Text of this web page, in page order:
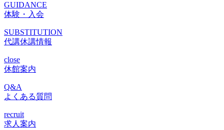
GUIDANCE
体験・入会
SUBSTITUTION
代講休講情報
close
休館案内
Q&A
よくある質問
recruit
求人案内